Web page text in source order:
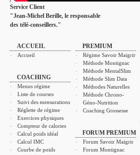
Service Client
"Jean-Michel Berille, le responsable
des télé-conseillers."
ACCUEIL
Accueil
COACHING
Menus régime
Liste de courses
Suivi des mensurations
Réglette de régime
Exercices physiques
Compteur de calories
Calcul poids idéal
Calcul IMC
Courbe de poids
PREMIUM
Régime Savoir Maigrir
Méthode Montignac
Méthode MentalSlim
Méthode Slim Data
Méthodes Naturelles
Méthode Chrono-
Géno-Nutrition
Coaching Grossesse
FORUM PREMIUM
Forum Savoir Maigrir
Forum Montignac